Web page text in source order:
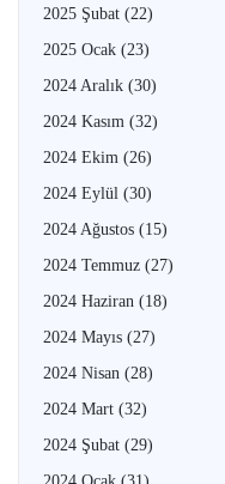
2025 Şubat (22)
2025 Ocak (23)
2024 Aralık (30)
2024 Kasım (32)
2024 Ekim (26)
2024 Eylül (30)
2024 Ağustos (15)
2024 Temmuz (27)
2024 Haziran (18)
2024 Mayıs (27)
2024 Nisan (28)
2024 Mart (32)
2024 Şubat (29)